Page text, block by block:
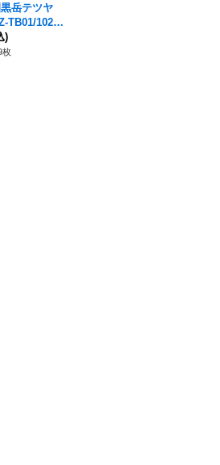
岳テツヤ
TB01/102}
ァイト》
)
枚